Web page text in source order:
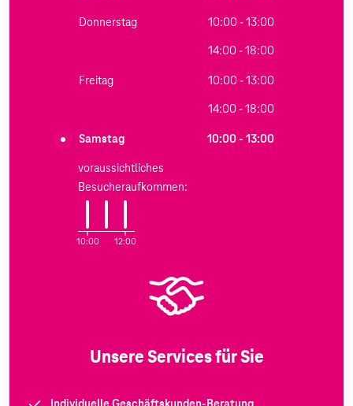
Donnerstag 10:00 - 13:00
14:00 - 18:00
Freitag 10:00 - 13:00
14:00 - 18:00
Samstag 10:00 - 13:00
voraussichtliches
Besucheraufkommen:
10:00 12:00
Unsere Services für Sie